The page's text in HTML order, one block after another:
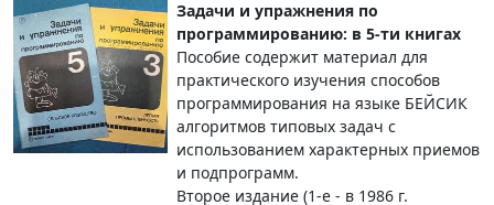
Задачи и упражнения по
программированию: в 5-ти книгах
Пособие содержит материал для
практического изучения способов
программирования на языке БЕЙСИК
алгоритмов типовых задач с
использованием характерных приемов
и подпрограмм.
Второе издание (1-е - в 1986 г.